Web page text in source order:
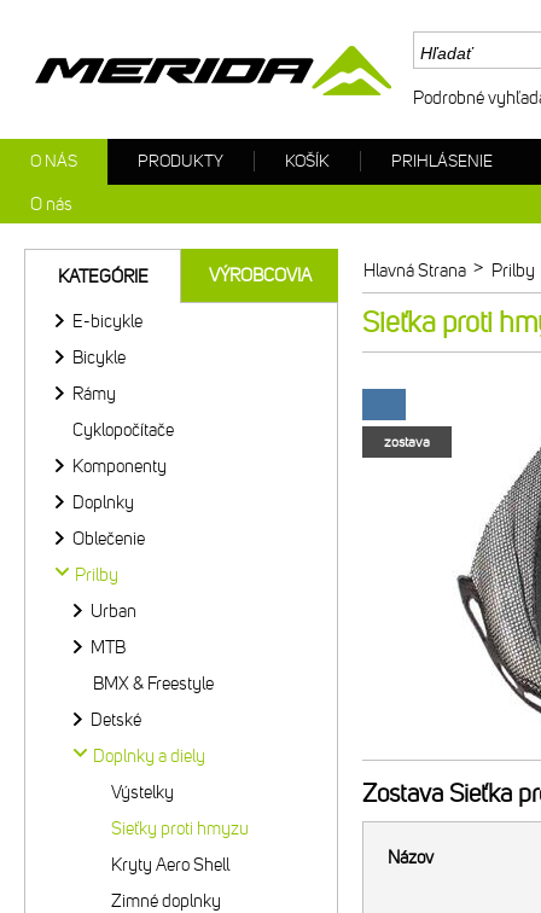
Hlavná Strana > Prilby
Sieťka proti
zostava
Zostava Sieťka
Názov
KATEGÓRIE VÝROBCOVIA
E-bicykle
Bicykle
Rámy
Cyklopočítače
Komponenty
Doplnky
Oblečenie
Prilby
Urban
MTB
BMX & Freestyle
Detské
Doplnky a diely
Výstelky
Sieťky proti hmyzu
Kryty Aero Shell
Zimné doplnky
Podrobné
O NÁS
O nás
PRODUKTY KOŠÍK PRIHLÁSENIE